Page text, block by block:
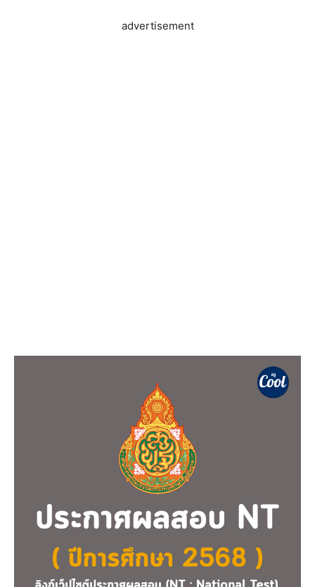
advertisement